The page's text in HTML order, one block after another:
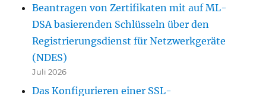
Beantragen von Zertifikaten mit auf ML-
DSA basierenden Schlüsseln über den
Registrierungsdienst für Netzwerkgeräte
(NDES)
Juli 2026
Das Konfigurieren einer SSL-